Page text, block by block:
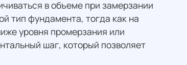
в объеме при замерзании
тип фундамента, тогда как на
уровня промерзания или
шаг, который позволяет